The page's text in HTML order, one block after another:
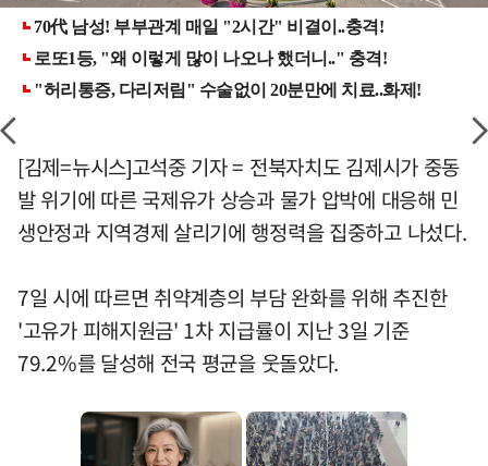
[김제=뉴시스]고석중 기자 = 전북자치도 김제시가 중동
발 위기에 따른 국제유가 상승과 물가 압박에 대응해 민
생안정과 지역경제 살리기에 행정력을 집중하고 나섰다.
7일 시에 따르면 취약계층의 부담 완화를 위해 추진한
'고유가 피해지원금' 1차 지급률이 지난 3일 기준
79.2%를 달성해 전국 평균을 웃돌았다.